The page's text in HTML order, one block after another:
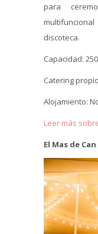
para
discoteca.
Capacidad: 250
Catering
Alojamiento:
Leer más
El Mas de